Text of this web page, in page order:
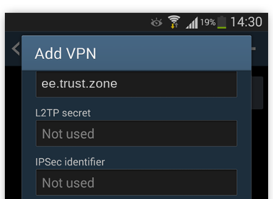
ee.trust.zone